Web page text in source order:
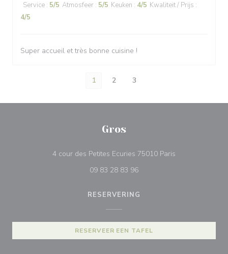
Service : 5/5 Atmosfeer : 5/5 Keuken : 4/5 Kwaliteit / Prijs :
4/5
Super accueil et très bonne cuisine !
1 2 3
Gros
4 cour des Petites Ecuries 75010 Paris
09 83 28 83 96
RESERVERING
RESERVEER EEN TAFEL